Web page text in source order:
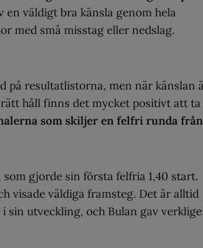
väldigt bra känsla genom hela
med små misstag eller nedslag.
på resultatlistorna, men när känslan
håll finns det mycket positivt att ta
som skiljer en felfri runda från
gjorde sin första felfria 1,40 start.
visade väldiga framsteg. Det är alltid
sin utveckling, och Bulan gav